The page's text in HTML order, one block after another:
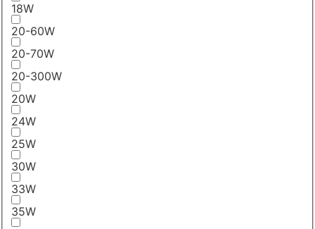
18W
20-60W
20-70W
20-300W
20W
24W
25W
30W
33W
35W